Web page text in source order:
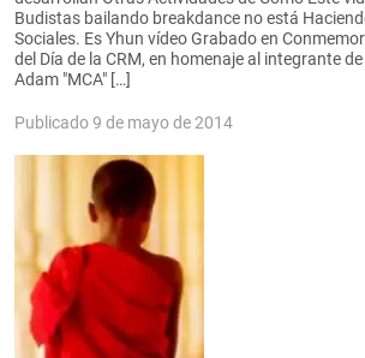
Budistas bailando breakdance no está
Sociales. Es Yhun vídeo Grabado en
del Día de la CRM, en homenaje al integrante
Adam "MCA" […]
Publicado 9 de mayo de 2014